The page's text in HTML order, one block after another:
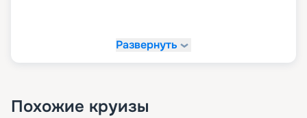
Развернуть
Похожие круизы